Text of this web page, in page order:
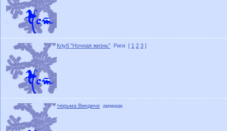
Клуб "Ночная жизнь" Риги [ 1 2 3 ]
тюрьма Виндиче аммиак